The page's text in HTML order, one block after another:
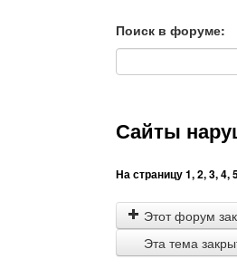
Поиск в форуме:
Поиск в форуме
Сайты
На страницу1,2,3,4,
Этот форум
Эта тема